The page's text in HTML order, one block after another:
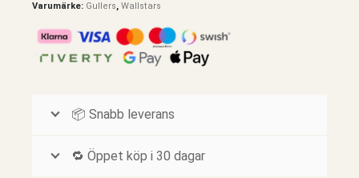
Varumärke: Gullers, Wallstars
📦 Snabb leverans
🔁 Öppet köp i 30 dagar